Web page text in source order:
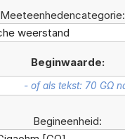
Meeteenhedencategorie:
Beginwaarde:
Begineenheid: